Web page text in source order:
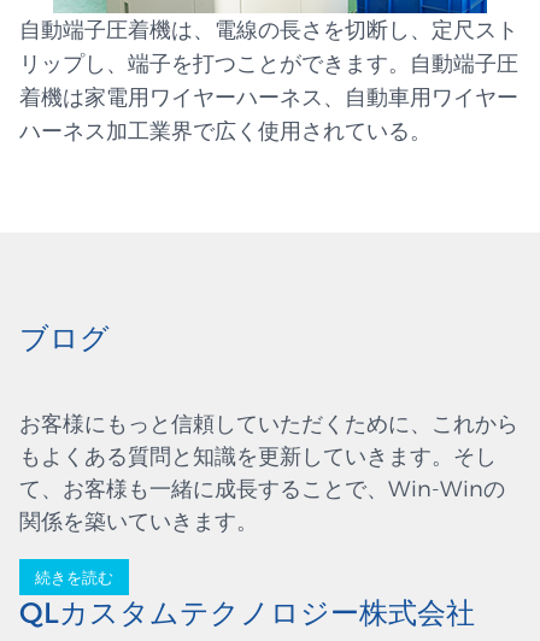
自動端子圧着機は、電線の長さを切断し、定尺スト
リップし、端子を打つことができます。自動端子圧
着機は家電用ワイヤーハーネス、自動車用ワイヤー
ハーネス加工業界で広く使用されている。
ブログ
お客様にもっと信頼していただくために、これから
もよくある質問と知識を更新していきます。そし
て、お客様も一緒に成長することで、Win-Winの
関係を築いていきます。
続きを読む
QLカスタムテクノロジー株式会社